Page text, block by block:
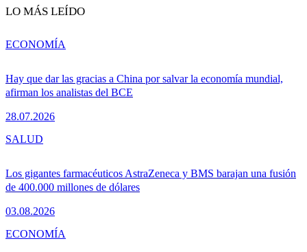
LO MÁS LEÍDO
Hay que dar las gracias a China por salvar la economía mundial,
afirman los analistas del BCE
28.07.2026
ECONOMÍA
Los gigantes farmacéuticos AstraZeneca y BMS barajan una fusión
de 400.000 millones de dólares
03.08.2026
SALUD
ECONOMÍA